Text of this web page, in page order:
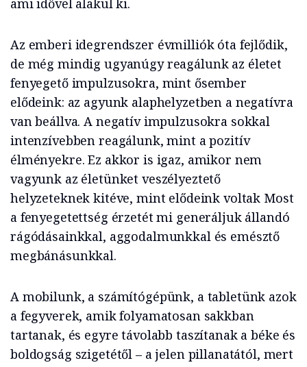
ami idővel alakul ki.
Az emberi idegrendszer évmilliók óta fejlődik,
de még mindig ugyanúgy reagálunk az életet
fenyegető impulzusokra, mint ősember
elődeink: az agyunk alaphelyzetben a negatívra
van beállva. A negatív impulzusokra sokkal
intenzívebben reagálunk, mint a pozitív
élményekre. Ez akkor is igaz, amikor nem
vagyunk az életünket veszélyeztető
helyzeteknek kitéve, mint elődeink voltak Most
a fenyegetettség érzetét mi generáljuk állandó
rágódásainkkal, aggodalmunkkal és emésztő
megbánásunkkal.
A mobilunk, a számítógépünk, a tabletünk azok
a fegyverek, amik folyamatosan sakkban
tartanak, és egyre távolabb taszítanak a béke és
boldogság szigetétől – a jelen pillanatától, mert